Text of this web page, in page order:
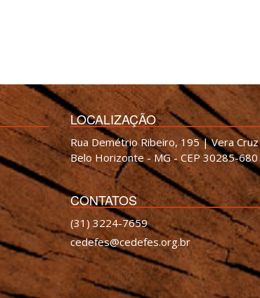
LOCALIZAÇÃO
Rua Demétrio Ribeiro, 195 | Vera Cruz
Belo Horizonte - MG - CEP 30285-680
CONTATOS
(31) 3224-7659
cedefes@cedefes.org.br